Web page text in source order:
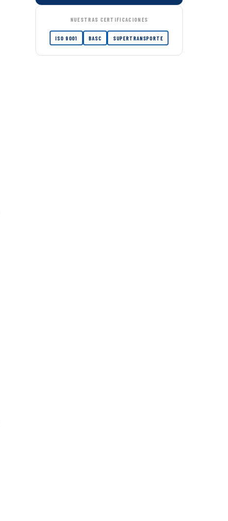
NUESTRAS CERTIFICACIONES
ISO 9001 BASC SUPERTRANSPORTE